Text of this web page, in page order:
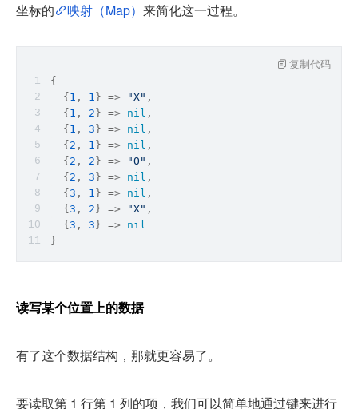
坐标的 映射（Map） 来简化这一过程。
{
  {
1 , 1 } => "X" ,
  {
1 , 2 } => nil ,
  {
1 , 3 } => nil ,
  {
2 , 1 } => nil ,
  {
2 , 2 } => "O" ,
  {
2 , 3 } => nil ,
  {
3 , 1 } => nil ,
  {
3 , 2 } => "X" ,
  {
3 , 3 } => nil
}
复制代码
读写某个位置上的数据
有了这个数据结构，那就更容易了。
要读取第 1 行第 1 列的项，我们可以简单地通过键来进行